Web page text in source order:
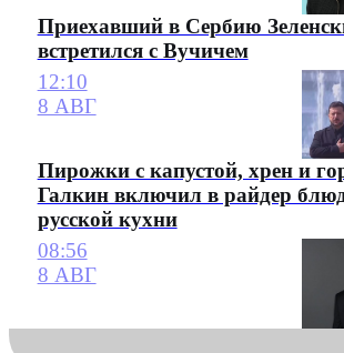
Приехавший в Сербию
встретился с Вучичем
12:10
8 АВГ
Пирожки с капустой, хрен и
Галкин включил в райдер
русской кухни
08:56
8 АВГ